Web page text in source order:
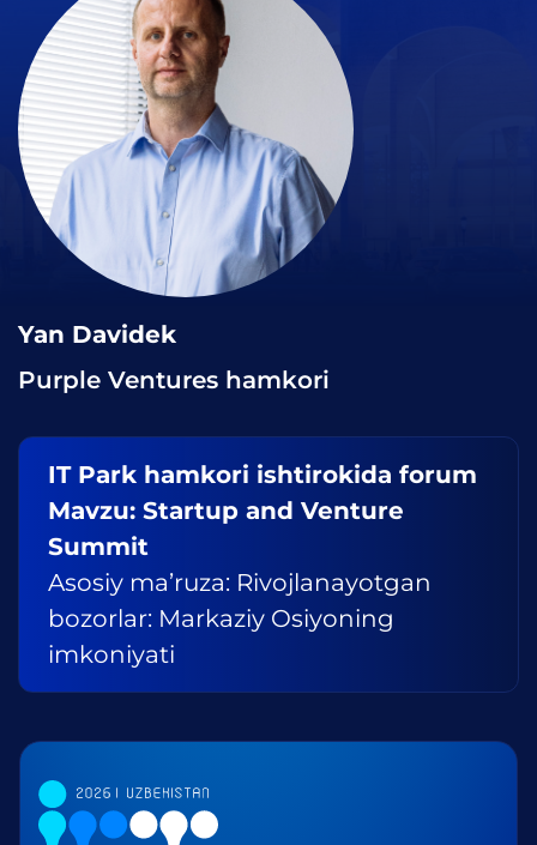
Yan Davidek
Purple Ventures hamkori
IT Park hamkori ishtirokida forum
Mavzu: Startup and Venture
Summit
Asosiy ma’ruza: Rivojlanayotgan
bozorlar: Markaziy Osiyoning
imkoniyati